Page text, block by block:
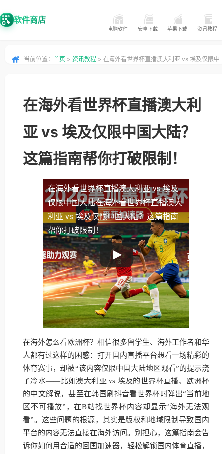
软件商店
电脑软件 安卓下载 苹果下载 资讯教程
当前位置： 首页 > 资讯教程 > 在海外看世界杯直播澳大利亚 vs 埃及仅限中
在海外看世界杯直播澳大利
亚 vs 埃及仅限中国大陆？
这篇指南帮你打破限制！
在海外看世界杯直播澳大利亚 vs 埃及
仅限中国大陆在海外看世界杯直播澳大
利亚 vs 埃及仅限中国大陆？这篇指南
帮你打破限制！
在海外怎么看欧洲杯？相信很多留学生、海外工作者和华
人都有过这样的困惑：打开国内直播平台想看一场精彩的
体育赛事，却被“该内容仅限中国大陆地区观看”的提示浇
了冷水——比如澳大利亚 vs 埃及的世界杯直播、欧洲杯
的中文解说，甚至在韩国刷抖音看世界杯时弹出“当前地
区不可播放”，在B站找世界杯内容却显示“海外无法观
看”。这些问题的根源，其实是版权和地域限制导致国内
平台的内容无法直接在海外访问。别担心，这篇指南会告
诉你如何用合适的回国加速器，轻松解锁国内体育直播，